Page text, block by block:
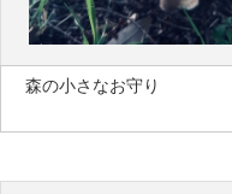
森の小さなお守り